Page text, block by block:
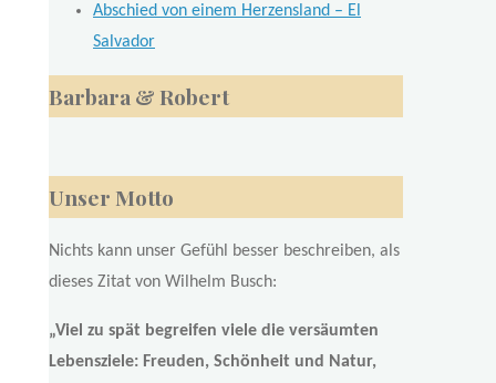
Abschied von einem Herzensland – El
Salvador
Barbara & Robert
Unser Motto
Nichts kann unser Gefühl besser beschreiben, als
dieses Zitat von Wilhelm Busch:
„Viel zu spät begreifen viele die versäumten
Lebensziele: Freuden, Schönheit und Natur,